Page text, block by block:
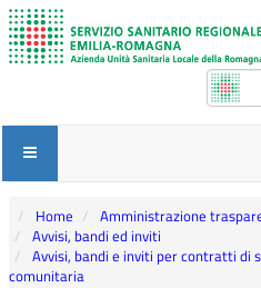
Home Amministrazione
Avvisi, bandi ed inviti
Avvisi, bandi e inviti per contratti di
comunitaria